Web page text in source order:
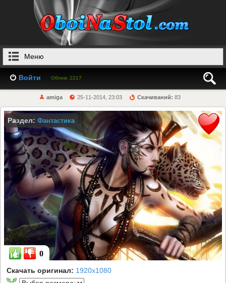
Меню
Войти Обоев: 2217
amiga 25-11-2014, 23:03 Скачиваний: 83
Раздел: Фантастика
0
Скачать оригинал: 1920x1080